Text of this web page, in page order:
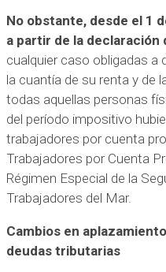
No obstante, desde el 1
a partir de la declaración
cualquier caso obligadas a
la cuantía de su renta y de
todas aquellas personas
del período impositivo
trabajadores por cuenta
Trabajadores por Cuenta
Régimen Especial de la
Trabajadores del Mar.
Cambios en
deudas tributarias